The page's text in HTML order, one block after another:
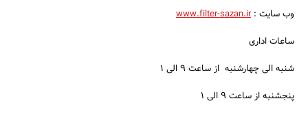
وب سایت :www.filter-sazan.ir
ساعات اداری
شنبه الی چهارشنبه از ساعت 9 الی 1
پنجشنبه از ساعت 9 الی 1